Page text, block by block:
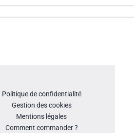
Politique de confidentialité
Gestion des cookies
Mentions légales
Comment commander ?